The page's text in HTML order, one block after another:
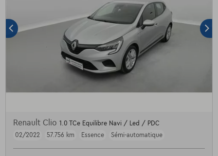
Renault Clio 1.0 TCe Equilibre Navi / Led / PDC
02/2022
57.756 km Essence Sémi-automatique